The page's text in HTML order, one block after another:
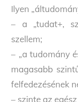
Ilyen
– a „tudat+,
szellem;
– „a tudomány
magasabb
felfedezésének
– szinte az